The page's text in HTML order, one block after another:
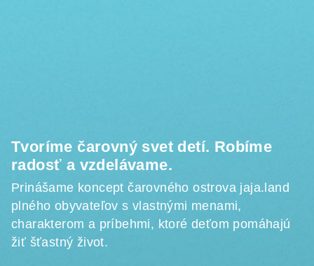
Tvoríme čarovný svet detí. Robíme
radosť a vzdelávame.
Prinášame koncept čarovného ostrova jaja.land
plného obyvateľov s vlastnými menami,
charakterom a príbehmi, ktoré deťom pomáhajú
žiť šťastný život.